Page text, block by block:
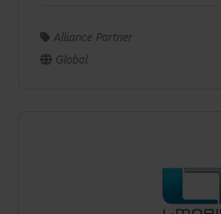
Alliance Partner
Global